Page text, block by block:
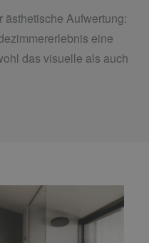
ästhetische Aufwertung:
eine
das visuelle als auch